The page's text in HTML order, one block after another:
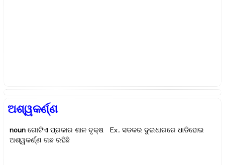
ଅଶ୍ୱକର୍ଣ୍ଣ
noun ଗୋଟିଏ ପ୍ରକାର ଶାଳ ବୃକ୍ଷ Ex.ସଡକର ଦୁଇଧାରରେ ଧାଡିହୋଇ
ଅଶ୍ୱକର୍ଣ୍ଣ ଗଛ ରହିଛି